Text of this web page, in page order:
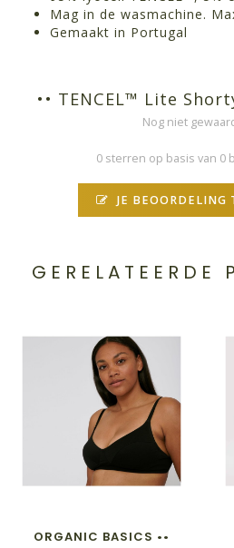
Mag in de wasmachine.
Gemaakt in Portugal
•• TENCEL™ Lite
Nog niet
0 sterren op basis van 0
JE BEOORDELING
GERELATEERDE
ORGANIC BASICS ••